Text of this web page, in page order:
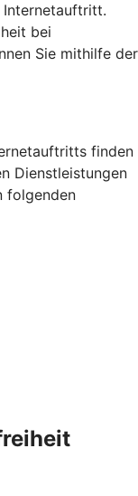
Internetauftritt.
bei
Sie mithilfe der
finden
Dienstleistungen
folgenden